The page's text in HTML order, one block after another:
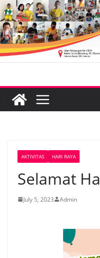
Skip
to
content
AKTIVITAS HARI RAYA
Selamat
July 5, 2023 Admin